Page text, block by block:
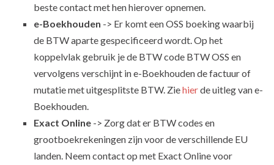
beste contact met hen hierover opnemen.
e-Boekhouden -> Er komt een OSS boeking waarbij
de BTW aparte gespecificeerd wordt. Op het
koppelvlak gebruik je de BTW code BTW OSS en
vervolgens verschijnt in e-Boekhouden de factuur of
mutatie met uitgesplitste BTW. Ziehierde uitleg van e-
Boekhouden.
Exact Online -> Zorg dat er BTW codes en
grootboekrekeningen zijn voor de verschillende EU
landen. Neem contact op met Exact Online voor